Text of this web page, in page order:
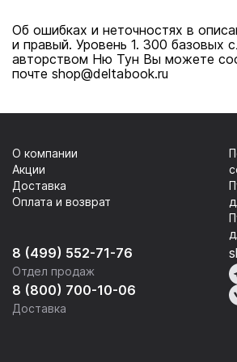
Об ошибках и неточностях в
и правый. Уровень 1. 300 базовых
авторством Ню Тун Вы можете
почте shop@deltabook.ru
8 (499) 552-71-76
Отдел продаж
8 (800) 700-10-06
Доставка
О компании
Акции
Доставка
Оплата и возврат